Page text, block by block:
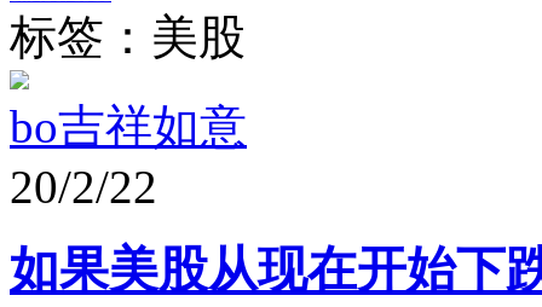
标签：美股
bo吉祥如意
20/2/22
如果美股从现在开始下